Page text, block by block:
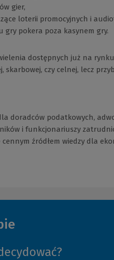
gier,
loterii promocyjnych i
gry pokera poza kasynem gry.
dostępnych już na
czy celnej, lecz
doradców podatkowych,
i funkcjonariuszy
źródłem wiedzy dla